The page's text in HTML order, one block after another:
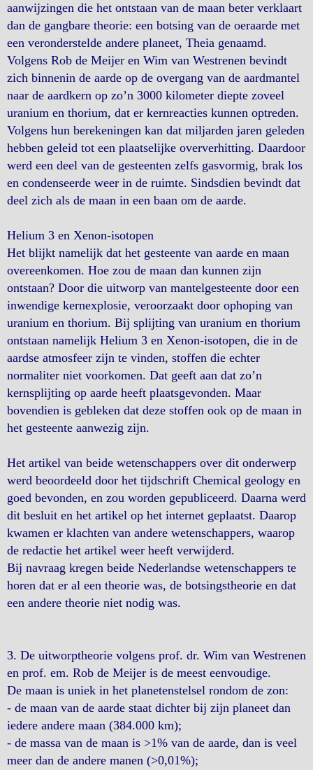
aanwijzingen die het ontstaan van de maan beter verklaart
dan de gangbare theorie: een botsing van de oeraarde met
een veronderstelde andere planeet, Theia genaamd.
Volgens Rob de Meijer en Wim van Westrenen bevindt
zich binnenin de aarde op de overgang van de aardmantel
naar de aardkern op zo’n 3000 kilometer diepte zoveel
uranium en thorium, dat er kernreacties kunnen optreden.
Volgens hun berekeningen kan dat miljarden jaren geleden
hebben geleid tot een plaatselijke oververhitting. Daardoor
werd een deel van de gesteenten zelfs gasvormig, brak los
en condenseerde weer in de ruimte. Sindsdien bevindt dat
deel zich als de maan in een baan om de aarde.
Helium 3 en Xenon-isotopen
Het blijkt namelijk dat het gesteente van aarde en maan
overeenkomen. Hoe zou de maan dan kunnen zijn
ontstaan? Door die uitworp van mantelgesteente door een
inwendige kernexplosie, veroorzaakt door ophoping van
uranium en thorium. Bij splijting van uranium en thorium
ontstaan namelijk Helium 3 en Xenon-isotopen, die in de
aardse atmosfeer zijn te vinden, stoffen die echter
normaliter niet voorkomen. Dat geeft aan dat zo’n
kernsplijting op aarde heeft plaatsgevonden. Maar
bovendien is gebleken dat deze stoffen ook op de maan in
het gesteente aanwezig zijn.
Het artikel van beide wetenschappers over dit onderwerp
werd beoordeeld door het tijdschrift Chemical geology en
goed bevonden, en zou worden gepubliceerd. Daarna werd
dit besluit en het artikel op het internet geplaatst. Daarop
kwamen er klachten van andere wetenschappers, waarop
de redactie het artikel weer heeft verwijderd.
Bij navraag kregen beide Nederlandse wetenschappers te
horen dat er al een theorie was, de botsingstheorie en dat
een andere theorie niet nodig was.
3. De uitworptheorie volgens prof. dr. Wim van Westrenen
en prof. em. Rob de Meijer is de meest eenvoudige.
De maan is uniek in het planetenstelsel rondom de zon:
- de maan van de aarde staat dichter bij zijn planeet dan
iedere andere maan (384.000 km);
- de massa van de maan is >1% van de aarde, dan is veel
meer dan de andere manen (>0,01%);